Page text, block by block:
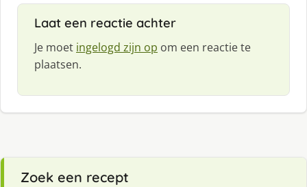
:
Laat een reactie achter
Je moet ingelogd zijn op om een reactie te
plaatsen.
Zoek een recept